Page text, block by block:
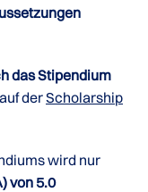
das Stipendium
derScholarship
wird nur
von 5.0